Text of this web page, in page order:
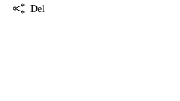
Del